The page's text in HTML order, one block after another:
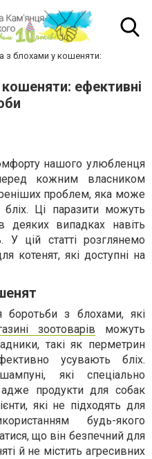
з блохами у кошеняти:
ефективні
нашого улюбленця
кожним власником
проблем, яка може
Ці паразити можуть
деяких випадках навіть
цій статті розглянемо
котенят, які доступні на
з блохами, які
зоотоварів можуть
такі як перметрин
усувають бліх.
які спеціально
адже продукти для собак
які не підходять для
будь-якого
що він безпечний для
й не містить агресивних